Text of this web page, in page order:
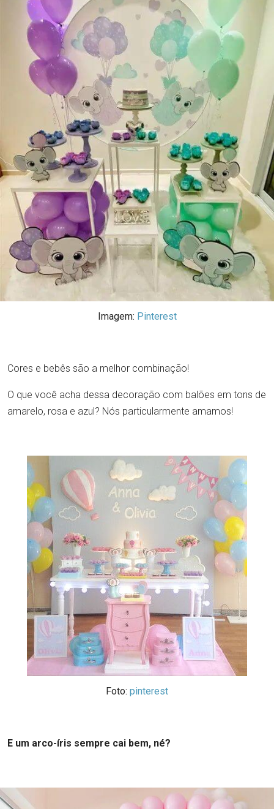
Imagem: Pinterest
Cores e bebês são a melhor combinação!
O que você acha dessa decoração com balões em tons de
amarelo, rosa e azul? Nós particularmente amamos!
Foto: pinterest
E um arco-íris sempre cai bem, né?